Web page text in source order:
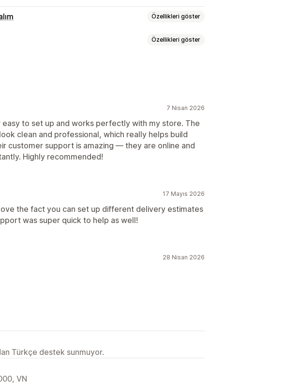
Özellikleri göster
Özellikleri göster
7 Nisan 2026
easy to set up and works perfectly with my store. The
clean and professional, which really helps build
customer support is amazing — they are online and
Highly recommended!
17 Mayıs 2026
the fact you can set up different delivery estimates
was super quick to help as well!
28 Nisan 2026
Türkçe destek sunmuyor.
VN